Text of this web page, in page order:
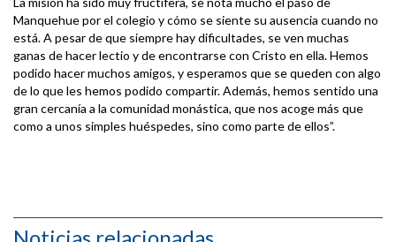
Manquehue por el colegio y cómo se siente su ausencia cuando no
está. A pesar de que siempre hay dificultades, se ven muchas
ganas de hacer lectio y de encontrarse con Cristo en ella. Hemos
podido hacer muchos amigos, y esperamos que se queden con algo
de lo que les hemos podido compartir. Además, hemos sentido una
gran cercanía a la comunidad monástica, que nos acoge más que
como a unos simples huéspedes, sino como parte de ellos”.
Noticias relacionadas